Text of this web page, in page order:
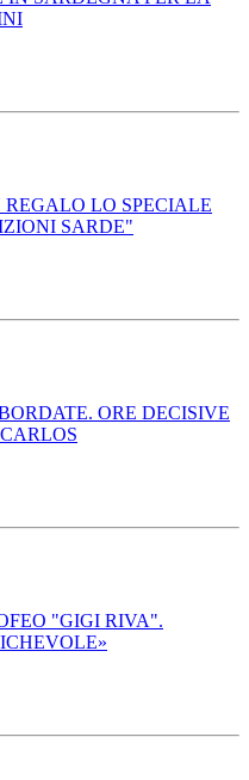
LO SPECIALE
SARDE"
ORE DECISIVE
"GIGI RIVA".